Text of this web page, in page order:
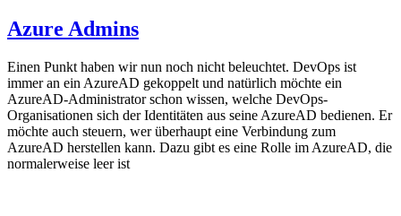
Azure Admins
Einen Punkt haben wir nun noch nicht beleuchtet. DevOps ist
immer an ein AzureAD gekoppelt und natürlich möchte ein
AzureAD-Administrator schon wissen, welche DevOps-
Organisationen sich der Identitäten aus seine AzureAD bedienen. Er
möchte auch steuern, wer überhaupt eine Verbindung zum
AzureAD herstellen kann. Dazu gibt es eine Rolle im AzureAD, die
normalerweise leer ist